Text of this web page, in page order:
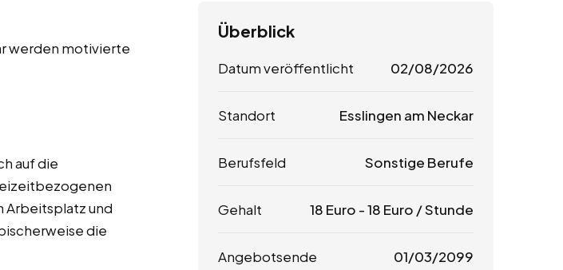
werden motivierte
auf die
Arbeitsplatz und
die
Überblick
Datum veröffentlicht 02/08/2026
Standort Esslingen am Neckar
Berufsfeld Sonstige Berufe
Gehalt 18 Euro -18 Euro / Stunde
Angebotsende 01/03/2099